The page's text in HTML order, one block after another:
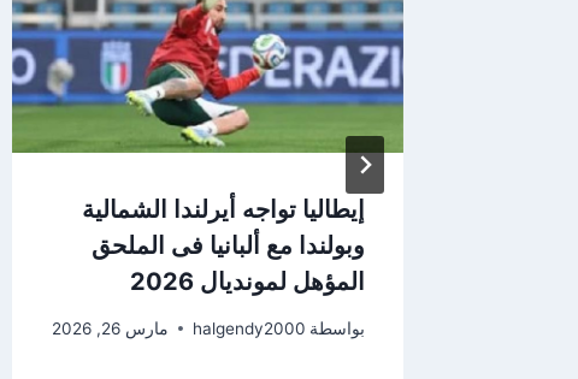
إيطاليا تواجه أيرلندا الشمالية
وبولندا مع ألبانيا فى الملحق
المؤهل لمونديال 2026
بواسطة halgendy2000 مارس 26, 2026